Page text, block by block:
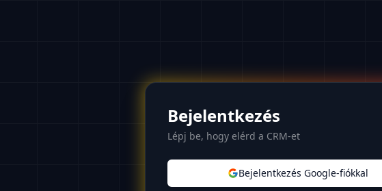
Bejelentkezés
Lépj be, hogy elérd a CRM-et
Bejelentkezés Google-fiókkal